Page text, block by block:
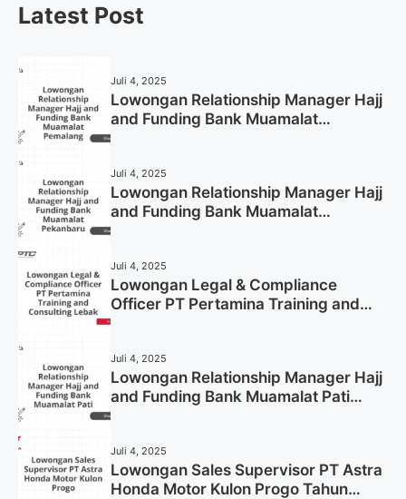
Latest Post
Juli 4, 2025
Lowongan Relationship Manager Hajj
and Funding Bank Muamalat
Juli 4, 2025
Lowongan Relationship Manager Hajj
and Funding Bank Muamalat
Juli 4, 2025
Lowongan Legal & Compliance
Officer PT Pertamina Training and
Juli 4, 2025
Lowongan Relationship Manager Hajj
and Funding Bank Muamalat Pati
Juli 4, 2025
Lowongan Sales Supervisor PT Astra
Honda Motor Kulon Progo Tahun